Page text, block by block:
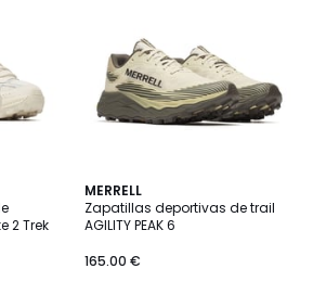
2 Trek
MERRELL
Zapatillas deportivas de trail
AGILITY PEAK 6
165.00 €
4,5
/ 5